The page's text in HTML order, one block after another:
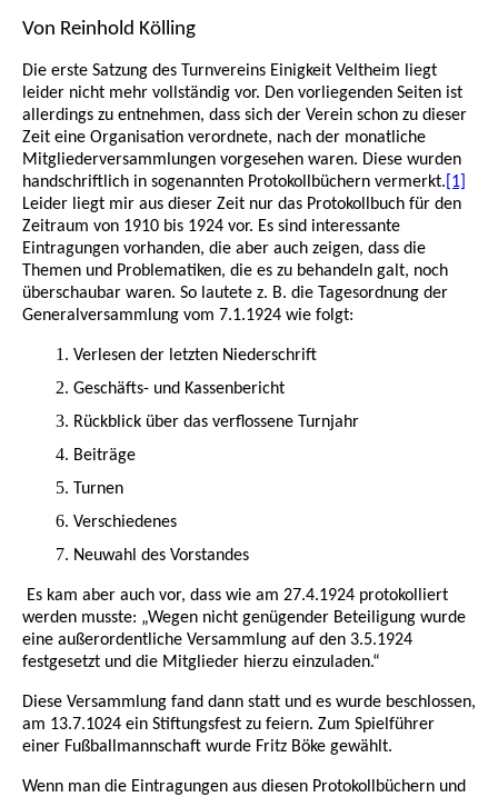
Von Reinhold Kölling
Die erste Satzung des Turnvereins Einigkeit Veltheim liegt
leider nicht mehr vollständig vor. Den vorliegenden Seiten ist
allerdings zu entnehmen, dass sich der Verein schon zu dieser
Zeit eine Organisation verordnete, nach der monatliche
Mitgliederversammlungen vorgesehen waren. Diese wurden
handschriftlich in sogenannten Protokollbüchern vermerkt. [1]
Leider liegt mir aus dieser Zeit nur das Protokollbuch für den
Zeitraum von 1910 bis 1924 vor. Es sind interessante
Eintragungen vorhanden, die aber auch zeigen, dass die
Themen und Problematiken, die es zu behandeln galt, noch
überschaubar waren. So lautete z. B. die Tagesordnung der
Generalversammlung vom 7.1.1924 wie folgt:
Verlesen der letzten Niederschrift
Geschäfts- und Kassenbericht
Rückblick über das verflossene Turnjahr
Beiträge
Turnen
Verschiedenes
Neuwahl des Vorstandes
Es kam aber auch vor, dass wie am 27.4.1924 protokolliert
werden musste: „Wegen nicht genügender Beteiligung wurde
eine außerordentliche Versammlung auf den 3.5.1924
festgesetzt und die Mitglieder hierzu einzuladen.“
Diese Versammlung fand dann statt und es wurde beschlossen,
am 13.7.1024 ein Stiftungsfest zu feiern. Zum Spielführer
einer Fußballmannschaft wurde Fritz Böke gewählt.
Wenn man die Eintragungen aus diesen Protokollbüchern und